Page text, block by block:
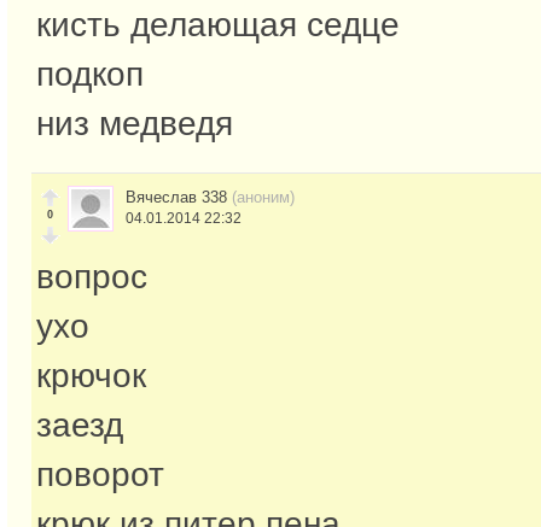
кисть делающая седце
подкоп
низ медведя
0
Вячеслав 338 (аноним)
04.01.2014 22:32
вопрос
ухо
крючок
заезд
поворот